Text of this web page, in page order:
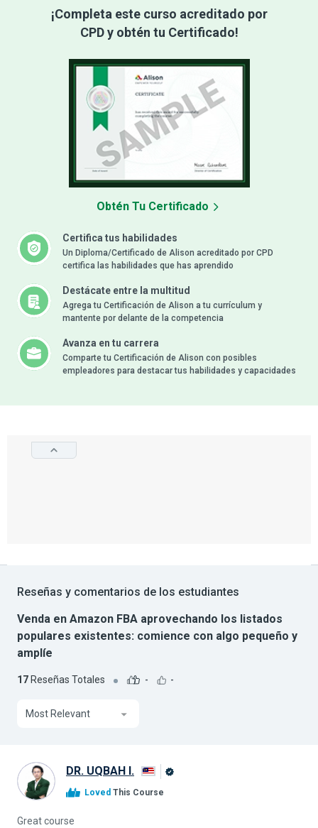
¡Completa este curso acreditado por
CPD y obtén tu Certificado!
Certifica tus habilidades
Un Diploma/Certificado de Alison acreditado por CPD
certifica las habilidades que has aprendido
Destácate entre la multitud
Agrega tu Certificación de Alison a tu currículum y
mantente por delante de la competencia
Avanza en tu carrera
Comparte tu Certificación de Alison con posibles
empleadores para destacar tus habilidades y capacidades
Obtén Tu Certificado
Reseñas y comentarios de los estudiantes
Venda en Amazon FBA aprovechando los listados
populares existentes: comience con algo pequeño y
amplíe
17 Reseñas Totales - -
Most Relevant
DR. UQBAH I.
Loved This Course
Great course